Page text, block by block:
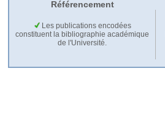
Référencement
Les publications encodées
constituent la bibliographie académique
de l'Université.